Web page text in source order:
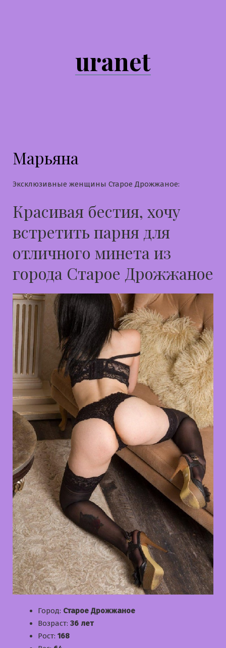
uranet
Марьяна
Эксклюзивные женщины Старое Дрожжаное:
Красивая бестия, хочу
встретить парня для
отличного минета из
города Старое Дрожжаное
Город: Старое Дрожжаное
Возраст: 36 лет
Рост: 168